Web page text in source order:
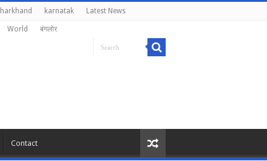
karnatak Latest News
World बंगलोर
Contact